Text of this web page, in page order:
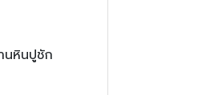
นหินปูชัก